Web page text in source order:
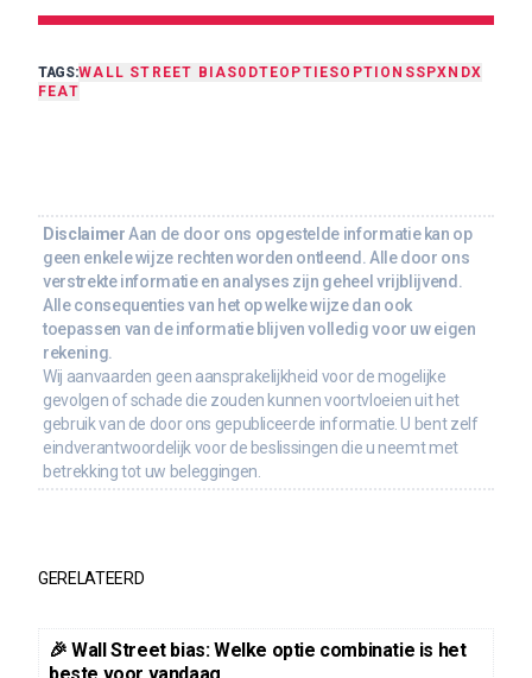
TAGS:WALL STREET BIAS0DTEOPTIESOPTIONSSPX NDX
FEAT
Disclaimer Aan de door ons opgestelde informatie kan op
geen enkele wijze rechten worden ontleend. Alle door ons
verstrekte informatie en analyses zijn geheel vrijblijvend.
Alle consequenties van het op welke wijze dan ook
toepassen van de informatie blijven volledig voor uw eigen
rekening.
Wij aanvaarden geen aansprakelijkheid voor de mogelijke
gevolgen of schade die zouden kunnen voortvloeien uit het
gebruik van de door ons gepubliceerde informatie. U bent zelf
eindverantwoordelijk voor de beslissingen die u neemt met
betrekking tot uw beleggingen.
GERELATEERD
🎉 Wall Street bias: Welke optie combinatie is het